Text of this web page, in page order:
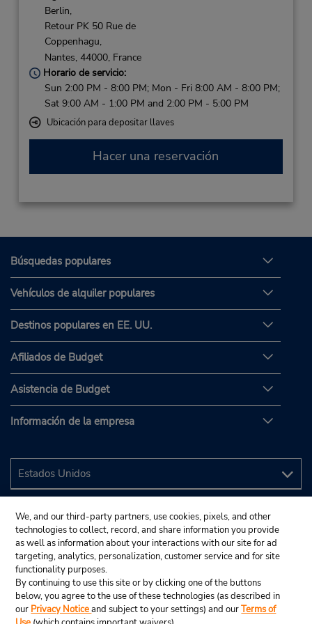
Berlin,
Retour PK 50 Rue de
Coppenhagu,
Nantes, 44000, France
Horario de servicio:
Sun 2:00 PM - 8:00 PM; Mon - Fri 8:00 AM - 8:00 PM;
Sat 9:00 AM - 1:00 PM and 2:00 PM - 5:00 PM
Ubicación para depositar llaves
Hacer una reservación
Búsquedas populares
Vehículos de alquiler populares
Destinos populares en EE. UU.
Afiliados de Budget
Asistencia de Budget
Información de la empresa
We, and our third-party partners, use cookies, pixels, and other
technologies to collect, record, and share information you provide
as well as information about your interactions with our site for ad
targeting, analytics, personalization, customer service and for site
functionality purposes.
By continuing to use this site or by clicking one of the buttons
below, you agree to the use of these technologies (as described in
our Privacy Noticeand subject to your settings) and ourTerms of